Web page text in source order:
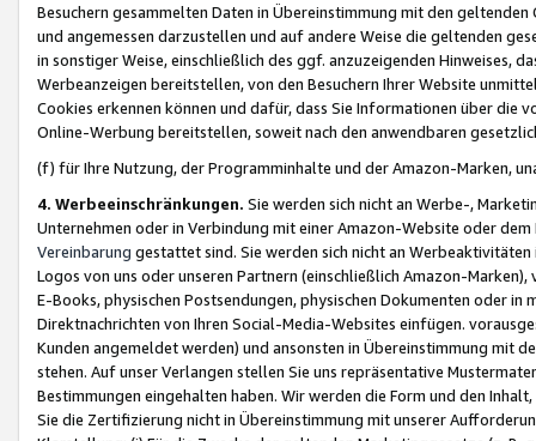
Besuchern gesammelten Daten in Übereinstimmung mit den
und angemessen darzustellen und auf andere Weise die geltenden
in sonstiger Weise, einschließlich des ggf. anzuzeigenden Hinweises,
Werbeanzeigen bereitstellen, von den Besuchern Ihrer Website
Cookies erkennen können und dafür, dass Sie Informationen über die
Online-Werbung bereitstellen, soweit nach den anwendbaren
(f) für Ihre Nutzung, der Programminhalte und der Amazon-Marken,
4. Werbeeinschränkungen. Sie werden sich nicht an Werbe-,
Unternehmen oder in Verbindung mit einer Amazon-Website oder
Vereinbarung gestattet sind. Sie werden sich nicht an
Logos von uns oder unseren Partnern (einschließlich Amazon-
E-Books, physischen Postsendungen, physischen Dokumenten oder in
Direktnachrichten von Ihren Social-Media-Websites einfügen.
Kunden angemeldet werden) und ansonsten in Übereinstimmung mit
stehen. Auf unser Verlangen stellen Sie uns repräsentative
Bestimmungen eingehalten haben. Wir werden die Form und den
Sie die Zertifizierung nicht in Übereinstimmung mit unserer